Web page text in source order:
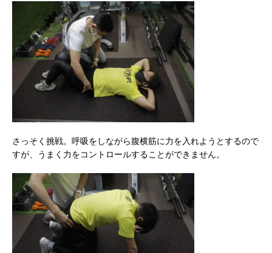
さっそく挑戦。呼吸をしながら腹横筋に力を入れようとするので
すが、うまく力をコントロールすることができません。